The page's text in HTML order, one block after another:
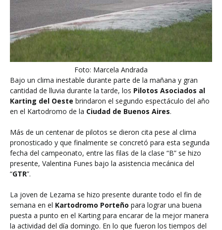
Foto: Marcela Andrada
Bajo un clima inestable durante parte de la mañana y gran
cantidad de lluvia durante la tarde, los Pilotos Asociados al
Karting del Oeste brindaron el segundo espectáculo del año
en el Kartodromo de la Ciudad de Buenos Aires.
Más de un centenar de pilotos se dieron cita pese al clima
pronosticado y que finalmente se concretó para esta segunda
fecha del campeonato, entre las filas de la clase “B” se hizo
presente, Valentina Funes bajo la asistencia mecánica del
“GTR”.
La joven de Lezama se hizo presente durante todo el fin de
semana en el Kartodromo Porteño para lograr una buena
puesta a punto en el Karting para encarar de la mejor manera
la actividad del día domingo. En lo que fueron los tiempos del